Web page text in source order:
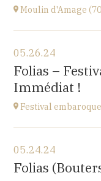
Moulin d'Amage
chemin du Moulin
70280 AMAGE
at15H
05.26.24
Folias –
Immédiat !
Festival
Le Nord (59)
at17H00
05.24.24
Folias